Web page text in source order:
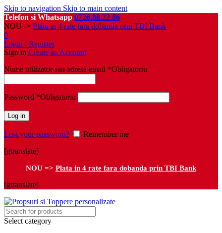
Skip to navigation Skip to main content
Telefon si Whatsapp 0726.88.22.86
NOU -> Plata in 4 rate fara dobanda prin TBI Bank
0
Login / Register
Sign in Create an Account
Nume utilizator sau adresă email *Obligatoriu
Password *Obligatoriu
Log in
Lost your password?
Remember me
[gtranslate]
NOU => Plata in 4 rate fara dobanda prin TBI Bank
[gtranslate]
Select category